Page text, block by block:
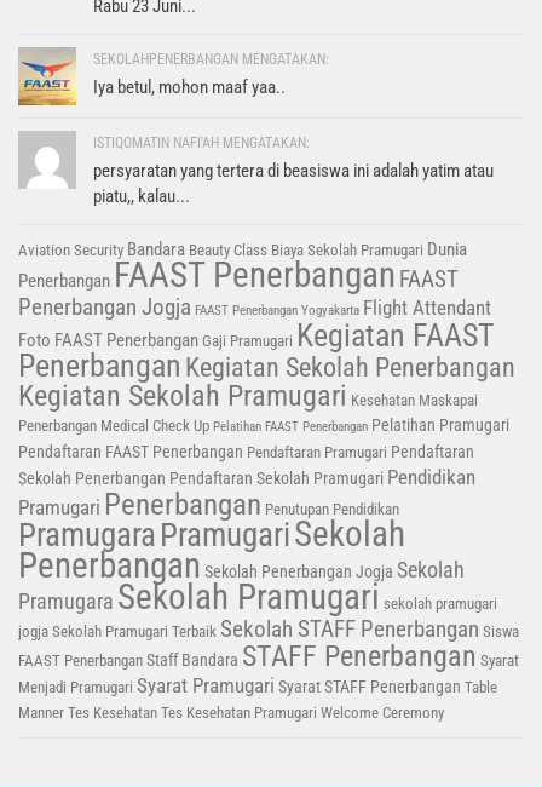
Rabu 23 Juni...
SEKOLAHPENERBANGAN MENGATAKAN:
Iya betul, mohon maaf yaa..
ISTIQOMATIN NAFI'AH MENGATAKAN:
persyaratan yang tertera di beasiswa ini adalah yatim atau
piatu,, kalau...
Aviation Security Bandara Beauty Class Biaya Sekolah Pramugari Dunia
Penerbangan FAAST Penerbangan FAAST
Penerbangan Jogja FAAST Penerbangan Yogyakarta Flight Attendant
Foto FAAST Penerbangan Gaji Pramugari Kegiatan FAAST
Penerbangan Kegiatan Sekolah Penerbangan
Kegiatan Sekolah Pramugari Kesehatan Maskapai
Penerbangan Medical Check Up Pelatihan FAAST Penerbangan Pelatihan Pramugari
Pendaftaran FAAST Penerbangan Pendaftaran Pramugari Pendaftaran
Sekolah Penerbangan Pendaftaran Sekolah Pramugari Pendidikan
Pramugari Penerbangan Penutupan Pendidikan
PramugaraPramugariSekolah
Penerbangan Sekolah Penerbangan Jogja Sekolah
Pramugara Sekolah Pramugari sekolah pramugari
jogja Sekolah Pramugari Terbaik Sekolah STAFF Penerbangan Siswa
FAAST Penerbangan Staff Bandara STAFF Penerbangan Syarat
Menjadi Pramugari Syarat Pramugari Syarat STAFF Penerbangan Table
Manner Tes Kesehatan Tes Kesehatan Pramugari Welcome Ceremony